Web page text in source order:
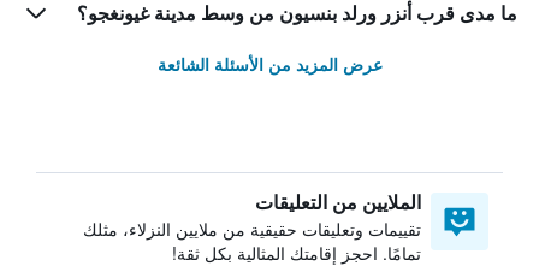
ما مدى قرب أنزر ورلد بنسيون من وسط مدينة غيونغجو؟
عرض المزيد من الأسئلة الشائعة
الملايين من التعليقات
تقييمات وتعليقات حقيقية من ملايين النزلاء، مثلك
تمامًا. احجز إقامتك المثالية بكل ثقة!